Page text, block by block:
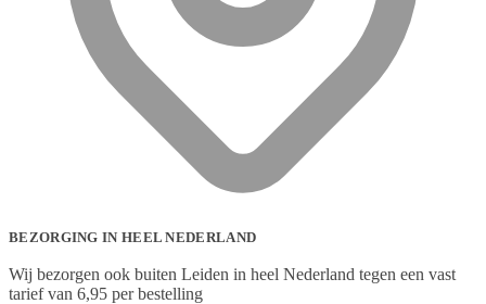
BEZORGING IN HEEL NEDERLAND
Wij bezorgen ook buiten Leiden in heel Nederland tegen een vast
tarief van 6,95 per bestelling